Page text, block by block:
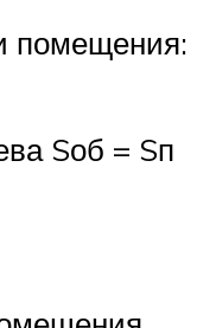
помещения:
Sоб = Sп